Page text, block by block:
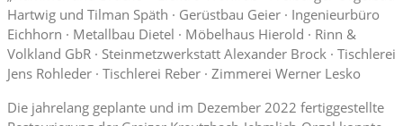
Hartwig und Tilman Späth · Gerüstbau Geier · Ingenieurbüro
Eichhorn · Metallbau Dietel · Möbelhaus Hierold · Rinn &
Volkland GbR · Steinmetzwerkstatt Alexander Brock · Tischlerei
Jens Rohleder · Tischlerei Reber · Zimmerei Werner Lesko
Die jahrelang geplante und im Dezember 2022 fertiggestellte